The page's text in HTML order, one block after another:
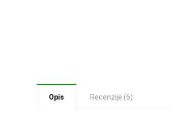
Opis Recenzije (6)